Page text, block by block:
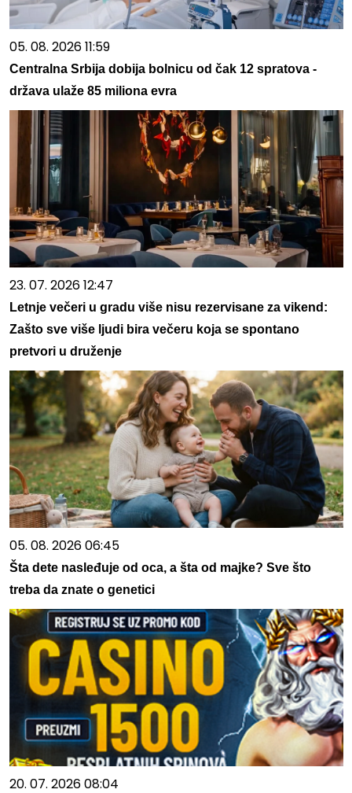
05. 08. 2026 11:59
Centralna Srbija dobija bolnicu od čak 12 spratova -
država ulaže 85 miliona evra
23. 07. 2026 12:47
Letnje večeri u gradu više nisu rezervisane za vikend:
Zašto sve više ljudi bira večeru koja se spontano
pretvori u druženje
05. 08. 2026 06:45
Šta dete nasleđuje od oca, a šta od majke? Sve što
treba da znate o genetici
20. 07. 2026 08:04